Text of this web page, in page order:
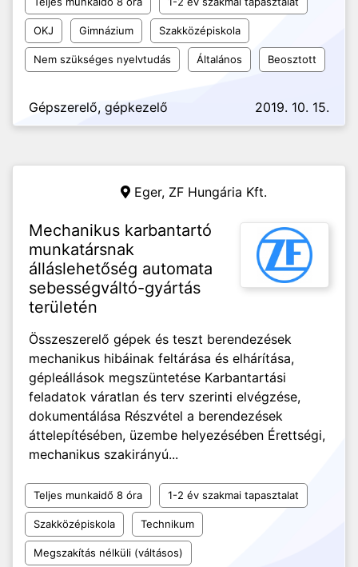
OKJ Gimnázium Szakközépiskola
Nem szükséges nyelvtudás Általános Beosztott
Gépszerelő, gépkezelő 2019. 10. 15.
Eger, ZF Hungária Kft.
Mechanikus karbantartó
munkatársnak
álláslehetőség automata
sebességváltó-gyártás
területén
Összeszerelő gépek és teszt berendezések
mechanikus hibáinak feltárása és elhárítása,
gépleállások megszüntetése Karbantartási
feladatok váratlan és terv szerinti elvégzése,
dokumentálása Részvétel a berendezések
áttelepítésében, üzembe helyezésében Érettségi,
mechanikus szakirányú...
Teljes munkaidő 8 óra 1-2 év szakmai tapasztalat
Szakközépiskola Technikum
Megszakítás nélküli (váltásos)